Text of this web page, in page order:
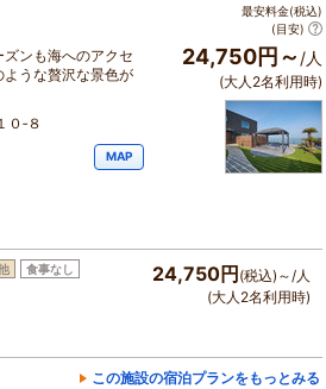
ンも海へのアクセ
うな贅沢な景色が
０‐８
MAP
最安料金(税込)
(目安)
24,750円～ /人
(大人2名利用時)
食事なし 24,750円 (税込)～/人
(大人2名利用時)
この施設の宿泊プランをもっとみる